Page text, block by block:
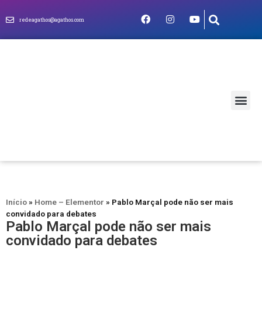
redeagathos@agathos.com
Início» Home – Elementor » Pablo Marçal pode não ser mais
convidado para debates
Pablo Marçal pode não ser mais
convidado para debates